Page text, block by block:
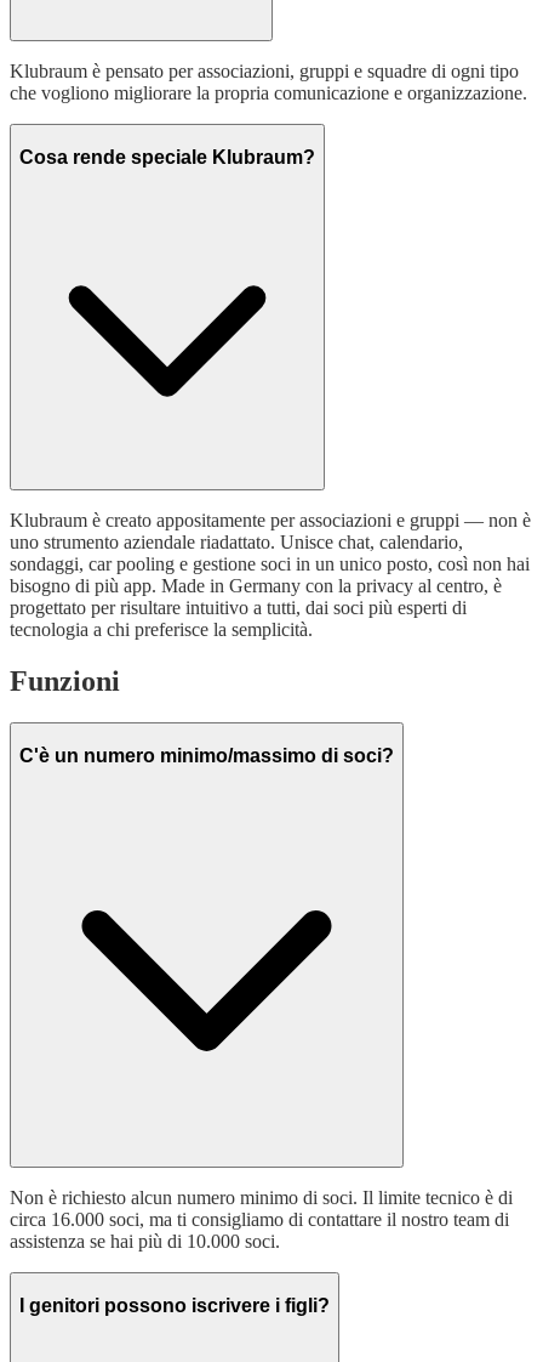
Klubraum è pensato per associazioni, gruppi e squadre di ogni tipo
che vogliono migliorare la propria comunicazione e organizzazione.
Cosa rende speciale Klubraum?
Klubraum è creato appositamente per associazioni e gruppi — non è
uno strumento aziendale riadattato. Unisce chat, calendario,
sondaggi, car pooling e gestione soci in un unico posto, così non hai
bisogno di più app. Made in Germany con la privacy al centro, è
progettato per risultare intuitivo a tutti, dai soci più esperti di
tecnologia a chi preferisce la semplicità.
Funzioni
C'è un numero minimo/massimo di soci?
Non è richiesto alcun numero minimo di soci. Il limite tecnico è di
circa 16.000 soci, ma ti consigliamo di contattare il nostro team di
assistenza se hai più di 10.000 soci.
I genitori possono iscrivere i figli?